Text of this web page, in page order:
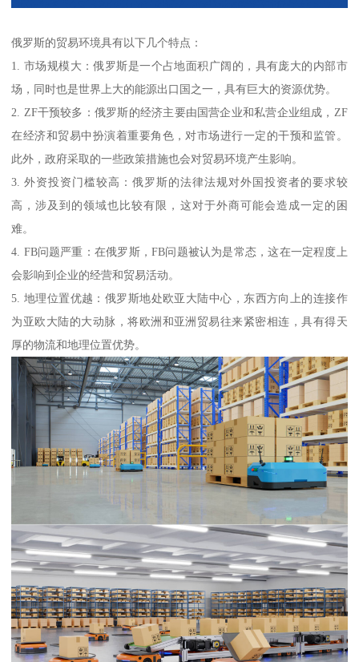
俄罗斯的贸易环境具有以下几个特点：
1. 市场规模大：俄罗斯是一个占地面积广阔的，具有庞大的内部市
场，同时也是世界上大的能源出口国之一，具有巨大的资源优势。
2. ZF干预较多：俄罗斯的经济主要由国营企业和私营企业组成，ZF
在经济和贸易中扮演着重要角色，对市场进行一定的干预和监管。
此外，政府采取的一些政策措施也会对贸易环境产生影响。
3. 外资投资门槛较高：俄罗斯的法律法规对外国投资者的要求较
高，涉及到的领域也比较有限，这对于外商可能会造成一定的困
难。
4. FB问题严重：在俄罗斯，FB问题被认为是常态，这在一定程度上
会影响到企业的经营和贸易活动。
5. 地理位置优越：俄罗斯地处欧亚大陆中心，东西方向上的连接作
为亚欧大陆的大动脉，将欧洲和亚洲贸易往来紧密相连，具有得天
厚的物流和地理位置优势。